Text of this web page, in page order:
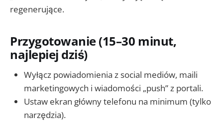
regenerujące.
Przygotowanie (15–30 minut,
najlepiej dziś)
Wyłącz powiadomienia z social mediów, maili
marketingowych i wiadomości „push” z portali.
Ustaw ekran główny telefonu na minimum (tylko
narzędzia).